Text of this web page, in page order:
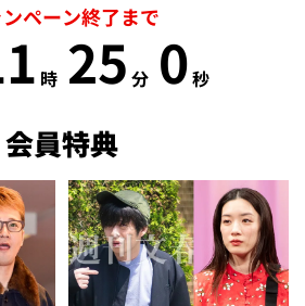
ペーン終了まで
時 24分 59秒
会員特典